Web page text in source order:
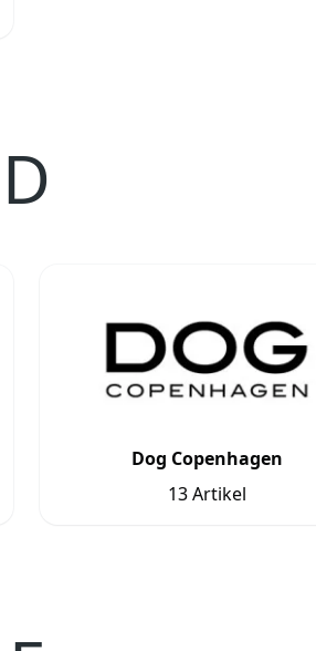
D
Dog Copenhagen
13 Artikel